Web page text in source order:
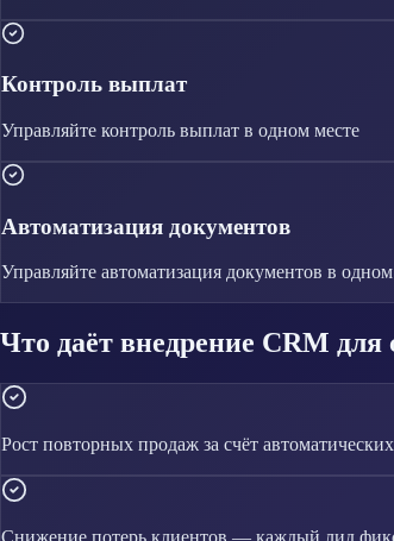
Контроль выплат
Управляйте контроль выплат в одном месте
Автоматизация документов
Управляйте автоматизация документов в
Что даёт внедрение CRM для
Рост повторных продаж за счёт